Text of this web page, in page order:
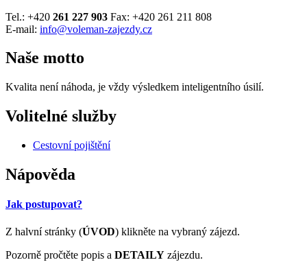
Tel.: +420 261 227 903 Fax: +420 261 211 808
E-mail: info@voleman-zajezdy.cz
Naše motto
Kvalita není náhoda, je vždy výsledkem inteligentního úsilí.
Volitelné služby
Cestovní pojištění
Nápověda
Jak postupovat?
Z halvní stránky (ÚVOD) klikněte na vybraný zájezd.
Pozorně pročtěte popis a DETAILY zájezdu.